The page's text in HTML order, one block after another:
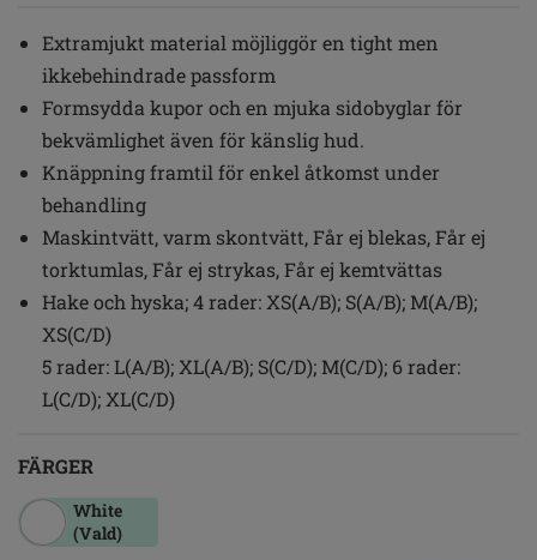
Extramjukt material möjliggör en tight men
ikkebehindrade passform
Formsydda kupor och en mjuka sidobyglar för
bekvämlighet även för känslig hud.
Knäppning framtil för enkel åtkomst under
behandling
Maskintvätt, varm skontvätt, Får ej blekas, Får ej
torktumlas, Får ej strykas, Får ej kemtvättas
Hake och hyska; 4 rader: XS(A/B); S(A/B); M(A/B);
XS(C/D)
5 rader: L(A/B); XL(A/B); S(C/D); M(C/D); 6 rader:
L(C/D); XL(C/D)
FÄRGER
White
(Vald)